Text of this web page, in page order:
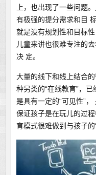
上，也出现了一些问题
有极强的提分需求和目
就是没有规划性和目标
儿童来讲也很难专注的
决 定。
大量的线下和线上结合
种另类的“在线教育”，
是具有一定的“可见性”
保证孩子是在玩儿的过
育模式很难做到与孩子的